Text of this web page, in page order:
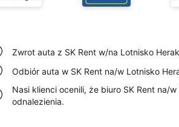
Zwrot auta z SK Rent w/na Lotnisko
Odbiór auta w SK Rent na/w Lotnisko
Nasi klienci ocenili, że biuro SK Rent na/
odnalezienia.